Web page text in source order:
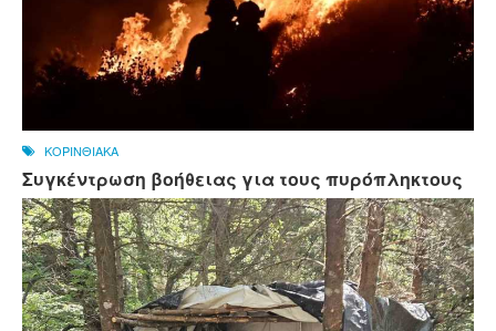
ΚΟΡΙΝΘΙΑΚΑ
Συγκέντρωση βοήθειας για τους πυρόπληκτους